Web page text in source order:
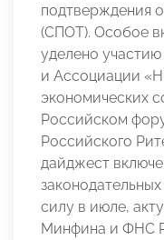
подтверждения
(СПОТ). Особое
уделено
и Ассоциации
экономических
Российском
Российского
дайджест
силу в июле,
Минфина и ФНС